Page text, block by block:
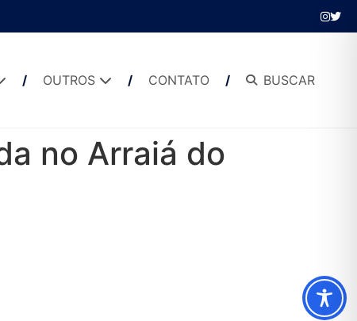
OUTROS CONTATO BUSCAR
no Arraiá do